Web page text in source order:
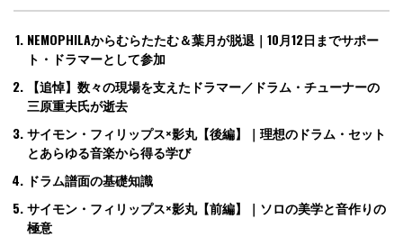
NEMOPHILAからむらたたむ＆葉月が脱退｜10月12日までサポー
ト・ドラマーとして参加
【追悼】数々の現場を支えたドラマー／ドラム・チューナーの
三原重夫氏が逝去
サイモン・フィリップス×影丸【後編】｜理想のドラム・セット
とあらゆる音楽から得る学び
ドラム譜面の基礎知識
サイモン・フィリップス×影丸【前編】｜ソロの美学と音作りの
極意